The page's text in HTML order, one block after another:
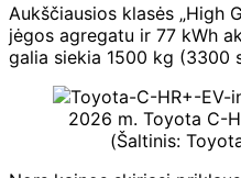
Aukščiausios klasės „High
jėgos agregatu ir 77 kWh
galia siekia 1500 kg (3300
2026 m. Toyota C-
(Šaltinis: